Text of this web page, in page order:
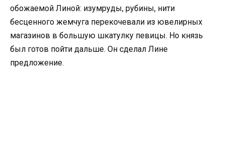
обожаемой Линой: изумруды, рубины, нити
бесценного жемчуга перекочевали из ювелирных
магазинов в большую шкатулку певицы. Но князь
был готов пойти дальше. Он сделал Лине
предложение.